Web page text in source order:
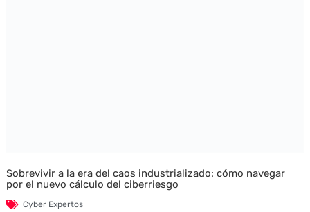
Sobrevivir a la era del caos industrializado: cómo navegar
por el nuevo cálculo del ciberriesgo
Cyber Expertos